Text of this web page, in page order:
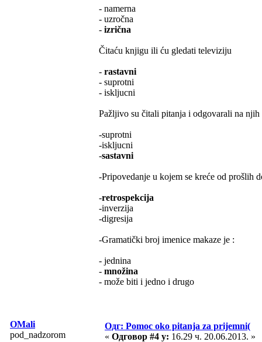
- namerna
- uzročna
- izrična
Čitaću knjigu ili ću gledati televiziju
- rastavni
- suprotni
- iskljucni
Pažljivo su čitali pitanja i odgovarali na njih
-suprotni
-iskljucni
-sastavni
-Pripovedanje u kojem se kreće od prošlih
-retrospekcija
-inverzija
-digresija
-Gramatički broj imenice makaze je :
- jednina
- množina
- može biti i jedno i drugo
OMali
pod_nadzorom
Одг: Pomoc oko pitanja za prijemni(
« Одговор #4 у: 16.29 ч. 20.06.2013. »